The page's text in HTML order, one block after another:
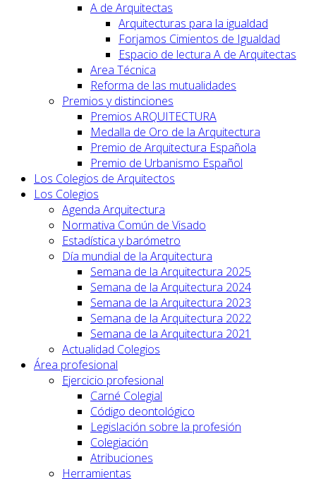
A de Arquitectas
Arquitecturas para la igualdad
Forjamos Cimientos de Igualdad
Espacio de lectura A de Arquitectas
Area Técnica
Reforma de las mutualidades
Premios y distinciones
Premios ARQUITECTURA
Medalla de Oro de la Arquitectura
Premio de Arquitectura Española
Premio de Urbanismo Español
Los Colegios de Arquitectos
Los Colegios
Agenda Arquitectura
Normativa Común de Visado
Estadística y barómetro
Día mundial de la Arquitectura
Semana de la Arquitectura 2025
Semana de la Arquitectura 2024
Semana de la Arquitectura 2023
Semana de la Arquitectura 2022
Semana de la Arquitectura 2021
Actualidad Colegios
Área profesional
Ejercicio profesional
Carné Colegial
Código deontológico
Legislación sobre la profesión
Colegiación
Atribuciones
Herramientas